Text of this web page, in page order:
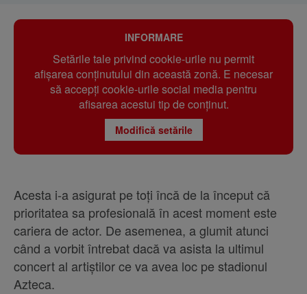
INFORMARE
Setările tale privind cookie-urile nu permit
afișarea conținutului din această zonă. E necesar
să accepți cookie-urile social media pentru
afisarea acestui tip de conținut.
Modifică setările
Acesta i-a asigurat pe toți încă de la început că
prioritatea sa profesională în acest moment este
cariera de actor. De asemenea, a glumit atunci
când a vorbit întrebat dacă va asista la ultimul
concert al artiștilor ce va avea loc pe stadionul
Azteca.